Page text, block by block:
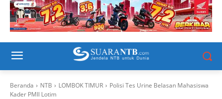
Beranda NTB LOMBOK TIMUR
Polisi Tes Urine Belasan Mahasiswa
Kader PMII Lotim